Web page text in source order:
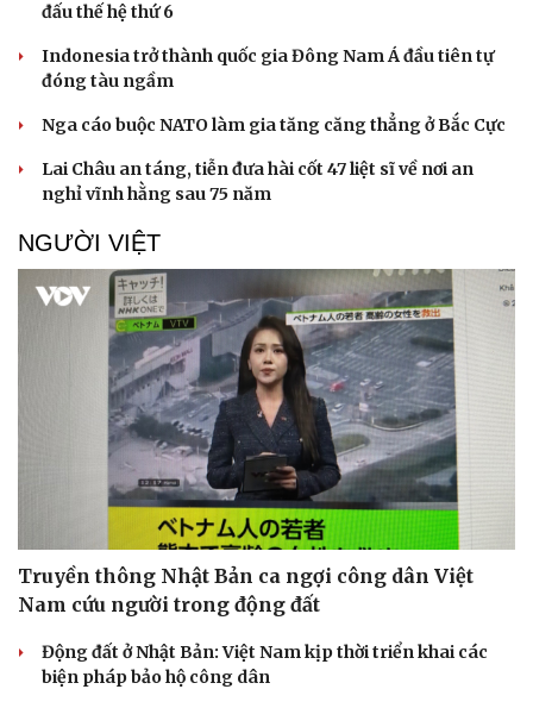
check-in
Hạt giống tâm hồn
đấu thế hệ thứ 6
Indonesia trở thành quốc gia Đông Nam Á đầu tiên tự
đóng tàu ngầm
Nga cáo buộc NATO làm gia tăng căng thẳng ở Bắc Cực
Lai Châu an táng, tiễn đưa hài cốt 47 liệt sĩ về nơi an
nghỉ vĩnh hằng sau 75 năm
NGƯỜI VIỆT
Truyền thông Nhật Bản ca ngợi công dân Việt
Nam cứu người trong động đất
Động đất ở Nhật Bản: Việt Nam kịp thời triển khai các
biện pháp bảo hộ công dân